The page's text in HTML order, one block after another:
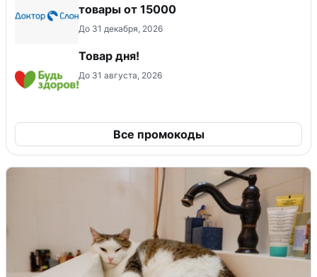
товары от 15000
До 31 декабря, 2026
Товар дня!
До 31 августа, 2026
Все промокоды